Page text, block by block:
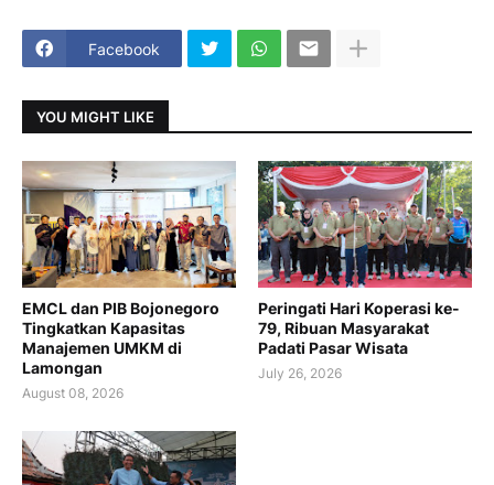
Facebook
YOU MIGHT LIKE
EMCL dan PIB Bojonegoro
Tingkatkan Kapasitas
Manajemen UMKM di
Lamongan
August 08, 2026
Peringati Hari Koperasi ke-
79, Ribuan Masyarakat
Padati Pasar Wisata
July 26, 2026